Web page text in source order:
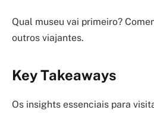
Qual museu vai primeiro?
outros viajantes.
Key Takeaways
Os insights essenciais para